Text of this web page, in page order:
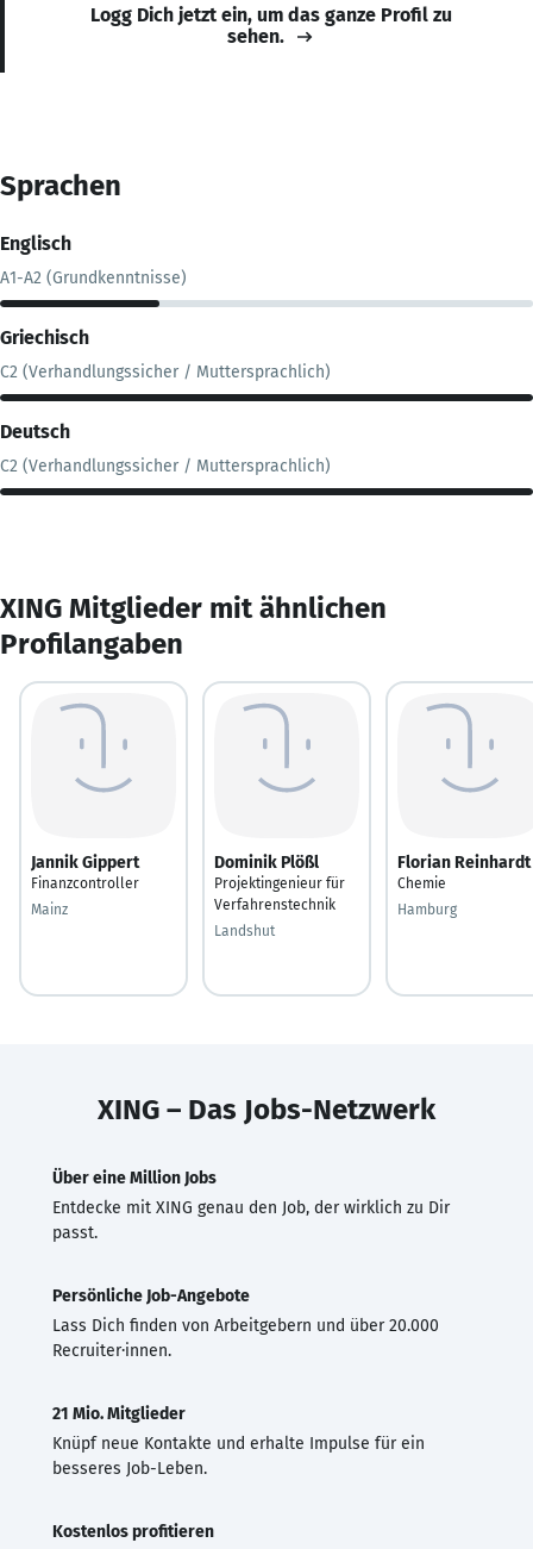
Logg Dich jetzt ein, um das ganze Profil zu
sehen.
Sprachen
Englisch
A1-A2 (Grundkenntnisse)
Griechisch
C2 (Verhandlungssicher / Muttersprachlich)
Deutsch
C2 (Verhandlungssicher / Muttersprachlich)
XING Mitglieder mit ähnlichen
Profilangaben
Jannik Gippert
Finanzcontroller
Mainz
Dominik Plößl
Projektingenieur für
Verfahrenstechnik
Landshut
Florian Reinhardt
Chemie
Hamburg
XING – Das Jobs-Netzwerk
Über eine Million Jobs
Entdecke mit XING genau den Job, der wirklich zu Dir
passt.
Persönliche Job-Angebote
Lass Dich finden von Arbeitgebern und über 20.000
Recruiter·innen.
21 Mio. Mitglieder
Knüpf neue Kontakte und erhalte Impulse für ein
besseres Job-Leben.
Kostenlos profitieren